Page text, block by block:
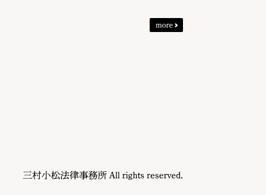
more
三村小松法律事務所 All rights reserved.